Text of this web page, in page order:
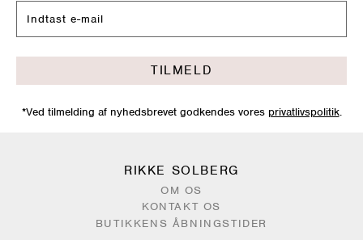
TILMELD
*Ved tilmelding af nyhedsbrevet godkendes vores privatlivspolitik.
RIKKE SOLBERG
OM OS
KONTAKT OS
BUTIKKENS ÅBNINGSTIDER